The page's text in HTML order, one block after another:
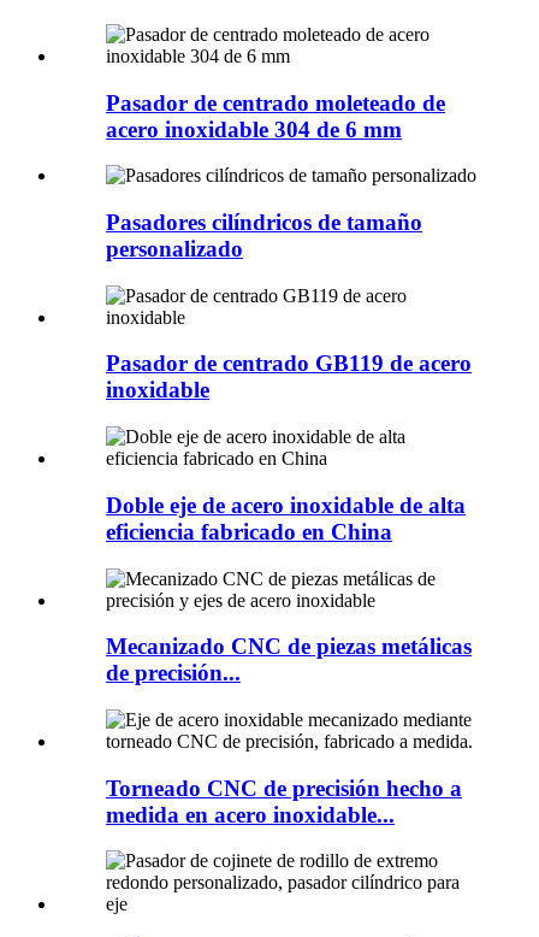
Pasador de centrado moleteado de
acero inoxidable 304 de 6 mm
Pasadores cilíndricos de tamaño
personalizado
Pasador de centrado GB119 de acero
inoxidable
Doble eje de acero inoxidable de alta
eficiencia fabricado en China
Mecanizado CNC de piezas metálicas
de precisión...
Torneado CNC de precisión hecho a
medida en acero inoxidable...